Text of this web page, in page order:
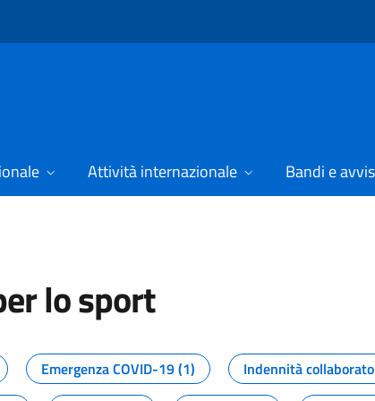
Attività internazionale Bandi e
lo sport
dal Dipartimento per lo
Emergenza COVID-19 (1) Indennità